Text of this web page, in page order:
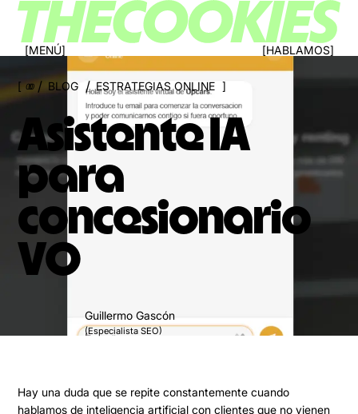
MENÚ HABLAMOS
000 / BLOG / ESTRATEGIAS ONLINE
Asistente IA
para
concesionario
VO
Guillermo Gascón
(Especialista SEO)
Hay una duda que se repite constantemente cuando
hablamos de inteligencia artificial con clientes que no vienen